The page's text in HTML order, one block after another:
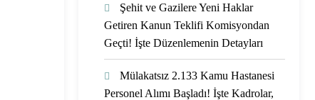
Şehit ve Gazilere Yeni Haklar
Getiren Kanun Teklifi Komisyondan
Geçti! İşte Düzenlemenin Detayları
Mülakatsız 2.133 Kamu Hastanesi
Personel Alımı Başladı! İşte Kadrolar,